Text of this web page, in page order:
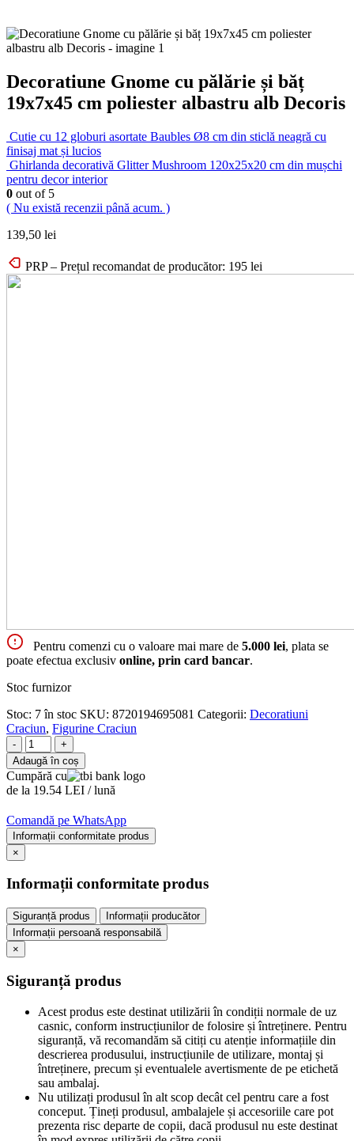
Decoratiune Gnome cu pălărie și băț
19x7x45 cm poliester albastru alb Decoris
Cutie cu 12 globuri asortate Baubles Ø8 cm din sticlă neagră cu
finisaj mat și lucios
Ghirlanda decorativă Glitter Mushroom 120x25x20 cm din mușchi
pentru decor interior
0 out of 5
( Nu există recenzii până acum. )
139,50 lei
PRP – Prețul recomandat de producător: 195 lei
Pentru comenzi cu o valoare mai mare de 5.000 lei, plata se
poate efectua exclusiv online, prin card bancar.
Stoc furnizor
Stoc: 7 în stoc SKU: 8720194695081 Categorii: Decoratiuni
Craciun, Figurine Craciun
-
+
Adaugă în coș
Cumpără cu
de la 19.54 LEI / lună
Comandă pe WhatsApp
Informații conformitate produs
×
Informații conformitate produs
Siguranță produs
Informații producător
Informații persoană responsabilă
×
Siguranță produs
Acest produs este destinat utilizării în condiții normale de uz
casnic, conform instrucțiunilor de folosire și întreținere. Pentru
siguranță, vă recomandăm să citiți cu atenție informațiile din
descrierea produsului, instrucțiunile de utilizare, montaj și
întreținere, precum și eventualele avertismente de pe etichetă
sau ambalaj.
Nu utilizați produsul în alt scop decât cel pentru care a fost
conceput. Țineți produsul, ambalajele și accesoriile care pot
prezenta risc departe de copii, dacă produsul nu este destinat